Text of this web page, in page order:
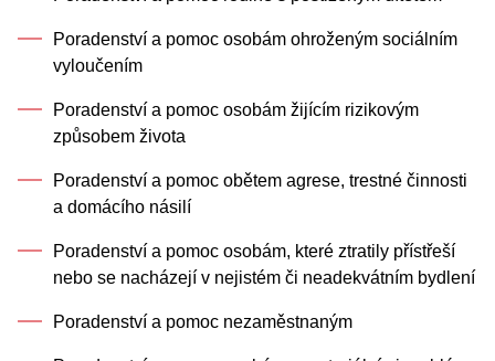
Poradenství a pomoc osobám ohroženým sociálním
vyloučením
Poradenství a pomoc osobám žijícím rizikovým
způsobem života
Poradenství a pomoc obětem agrese, trestné činnosti
a domácího násilí
Poradenství a pomoc osobám, které ztratily přístřeší
nebo se nacházejí v nejistém či neadekvátním bydlení
Poradenství a pomoc nezaměstnaným